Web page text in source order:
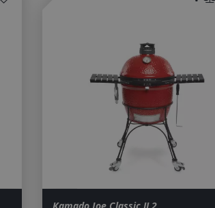
Kamado Joe Classic II 2